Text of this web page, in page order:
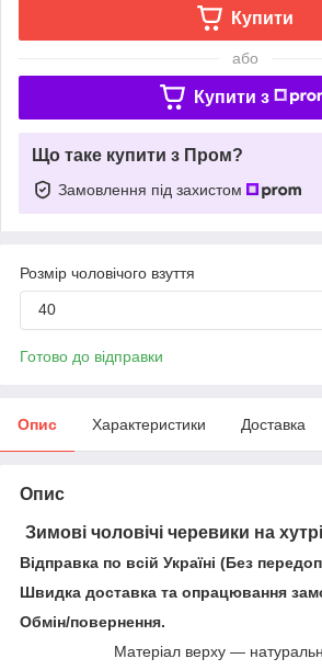
Купити
або
Купити з
Що таке купити з Пром?
Замовлення під захистом
Розмір чоловічого взуття
40
Готово до відправки
Опис Характеристики Доставка
Опис
Зимові чоловічі черевики на
Відправка по всій Україні (Без
Швидка доставка та опрацювання
Обмін/повернення.
Матеріал верху ―